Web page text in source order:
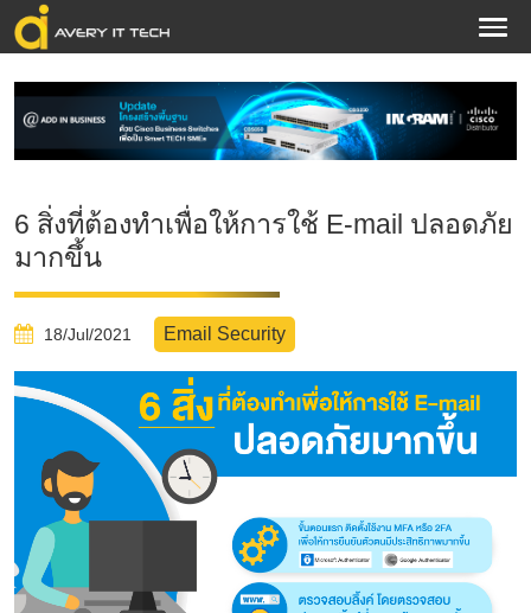
6 สิ่งที่ต้องทำเพื่อให้การใช้ E-mail ปลอดภัย
มากขึ้น
18/Jul/2021 Email Security